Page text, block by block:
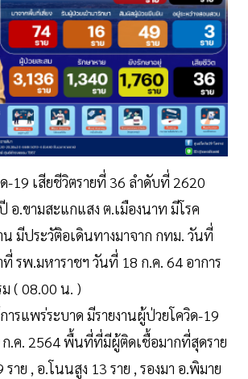
-19 เสียชีวิตรายที่ 36 ลำดับที่ 2620
อ.ขามสะแกแสง ต.เมืองนาท มีโรค
น มีประวัติอเดินทางมาจาก กทม. วันที่
รพ.มหาราชฯ วันที่ 18 ก.ค. 64 อาการ
กรรม ( 08.00 น. )
รแพร่ระบาด มีรายงานผู้ป่วยโควิด-19
ก.ค. 2564 พื้นที่ที่มีผู้ติดเชื้อมากที่สุดราย
ราย , อ.โนนสูง 13 ราย , รองมา อ.พิมาย